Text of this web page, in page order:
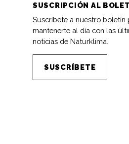
SUSCRIPCIÓN AL
Suscríbete a nuestro boletín
mantenerte al día con las
noticias de Naturklima.
SUSCRÍBETE